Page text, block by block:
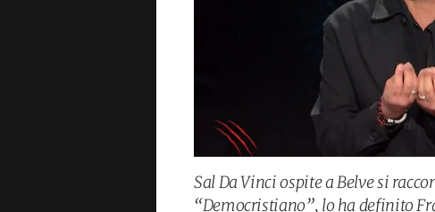
Sal Da Vinci ospite a Belve si
“Democristiano”, lo ha definito